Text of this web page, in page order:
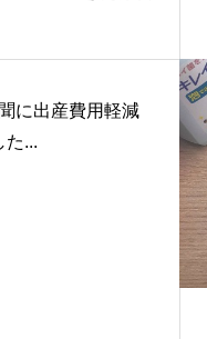
に出産費用軽減
た...